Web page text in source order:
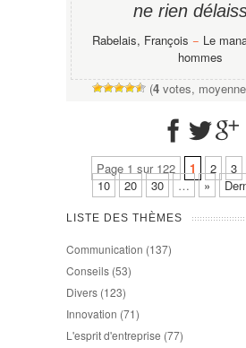
ne rien
Rabelais, François − Le
hommes
(4 votes,
Page 1 sur 122 1 2 3
10
20 30 … »
LISTE DES THÈMES
Communication (137)
Conseils (53)
Divers (123)
Innovation (71)
L'esprit d'entreprise (77)